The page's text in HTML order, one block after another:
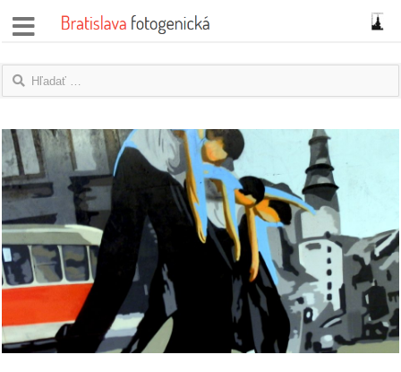
správy
názory
|
blogy
fotky
protesty